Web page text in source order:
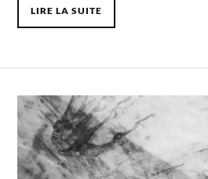
LIRE LA SUITE